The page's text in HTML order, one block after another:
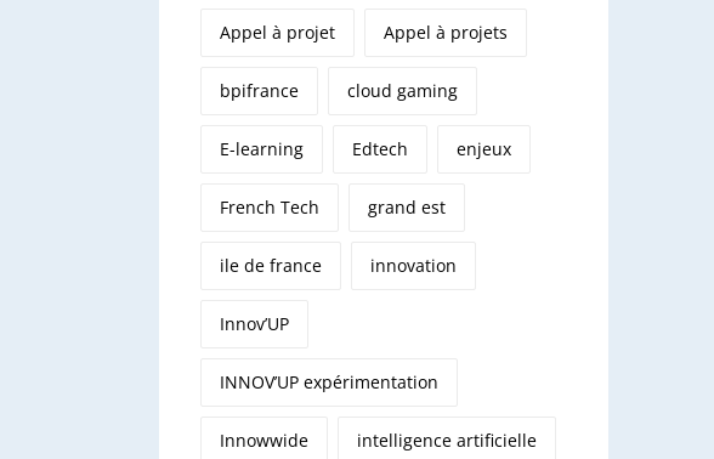
Appel à projet Appel à projets
bpifrance cloud gaming
E-learning Edtech enjeux
French Tech grand est
ile de france innovation
Innov’UP
INNOV’UP expérimentation
Innowwide intelligence artificielle